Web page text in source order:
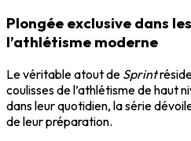
Plongée exclusive dans
l’athlétisme moderne
Le véritable atout de Sprint
coulisses de l’athlétisme de haut
dans leur quotidien, la série
de leur préparation.